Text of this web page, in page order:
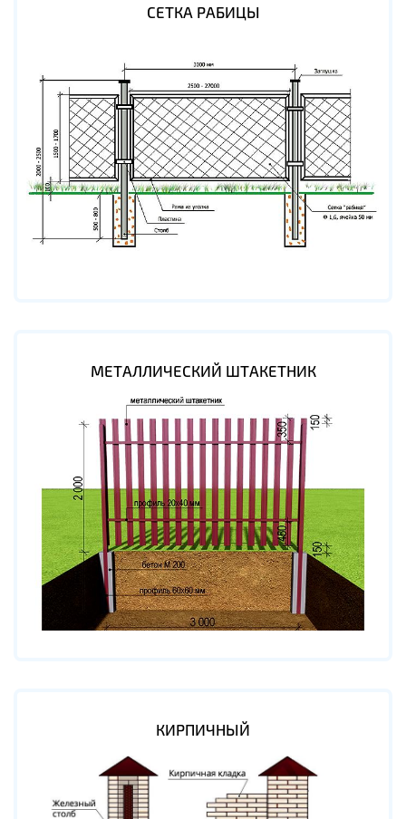
СЕТКА РАБИЦЫ
МЕТАЛЛИЧЕСКИЙ ШТАКЕТНИК
КИРПИЧНЫЙ